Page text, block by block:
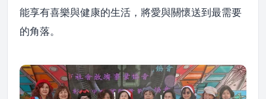
能享有喜樂與健康的生活，將愛與關懷送到最需要
的角落。